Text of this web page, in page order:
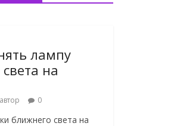
лампу
на
автор 0
ближнего света на